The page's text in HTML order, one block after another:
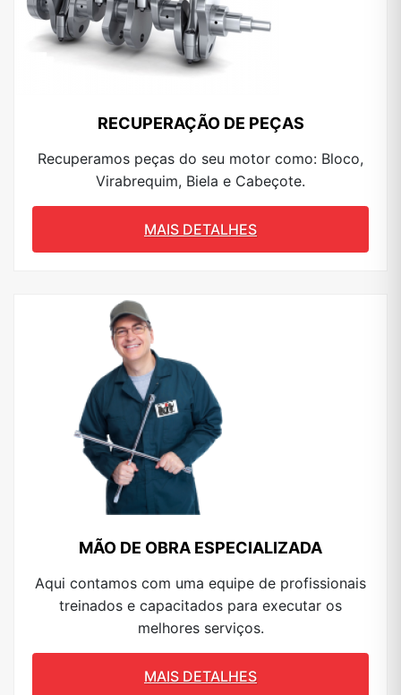
RECUPERAÇÃO DE PEÇAS
Recuperamos peças do seu motor como: Bloco,
Virabrequim, Biela e Cabeçote.
MAIS DETALHES
MÃO DE OBRA ESPECIALIZADA
Aqui contamos com uma equipe de profissionais
treinados e capacitados para executar os
melhores serviços.
MAIS DETALHES